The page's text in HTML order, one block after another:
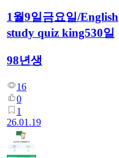
1월9일금요일/English
study quiz king530일
98년생
16
0
1
26.01.19